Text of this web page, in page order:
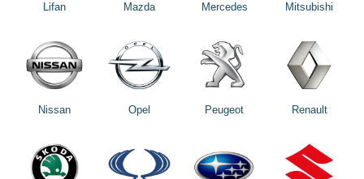
Lifan Mazda Mercedes Mitsubishi
Nissan Opel Peugeot Renault